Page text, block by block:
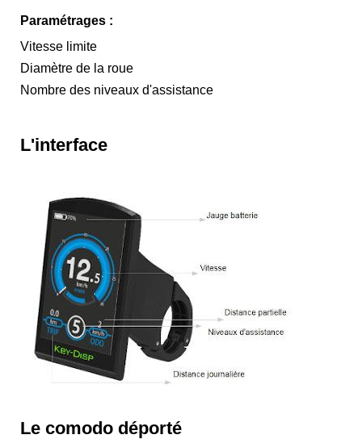
Paramétrages :
Vitesse limite
Diamètre de la roue
Nombre des niveaux d'assistance
L'interface
Le comodo déporté